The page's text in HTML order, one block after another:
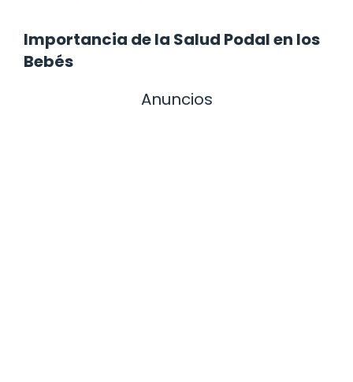
Importancia de la Salud Podal en los
Bebés
Anuncios